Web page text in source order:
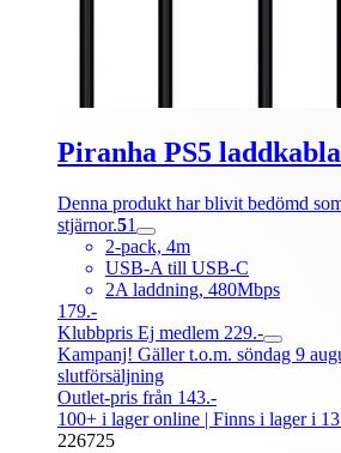
Piranha PS5
Denna produkt har blivit bedömd
stjärnor.51
2-pack, 4m
USB-A till USB-C
2A laddning, 480Mbps
179.-
Klubbpris Ej medlem 229.-
Kampanj! Gäller t.o.m. söndag 9
slutförsäljning
Outlet-pris från 143.-
100+ i lager online | Finns i lager i
226725